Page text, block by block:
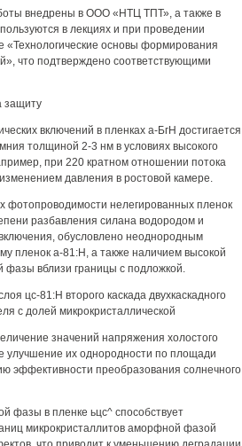
внедрены в ООО «НТЦ ТПТ», а также в
в лекциях и при проведении
основы формирования
что подтверждено соответствующими
защиту
включений в пленках а-БгН достигается
толщиной 2-3 нм в условиях высокого
при 220 кратном отношении потока
давления в ростовой камере.
фотопроводимости нелегированных пленок
разбавления силана водородом и
обусловлено неоднородным
пленок а-81:Н, а также наличием высокой
фазы вблизи границы с подложкой.
цс-81:Н второго каскада двухкаскадного
с долей микрокристаллической
значений напряжения холостого
улучшение их однородности по площади
эффективности преобразования солнечного
фазы в пленке ьцс^ способствует
микрокристаллитов аморфной фазой